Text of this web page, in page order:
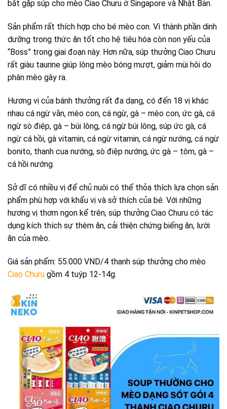
bắt gặp súp cho mèo Ciao Churu ở Singapore và Nhật Bản.
Sản phẩm rất thích hợp cho bé mèo con. Vì thành phần dinh
dưỡng trong thức ăn tốt cho hệ tiêu hóa còn non yếu của
“Boss” trong giai đoạn này. Hơn nữa, súp thưởng Ciao Churu
rất giàu taurine giúp lông mèo bóng mượt, giảm mùi hôi do
phân mèo gây ra.
Hương vị của bánh thưởng rất đa dạng, có đến 18 vị khác
nhau cá ngừ vằn, mèo con, cá ngừ, gà – mèo con, ức gà, cá
ngừ sò điệp, gà – búi lông, cá ngừ búi lông, súp ức gà, cá
ngừ cá hồi, gà vitamin, cá ngừ vitamin, cá ngừ nướng, cá ngừ
bonito, thanh cua nướng, sò điệp nướng, ức gà – tôm, gà –
cá hồi nướng.
Sở dĩ có nhiều vị để chủ nuôi có thể thỏa thích lựa chọn sản
phẩm phù hợp với khẩu vị và sở thích của bé. Với những
hương vị thơm ngon kể trên, súp thưởng Ciao Churu có tác
dụng kích thích sự thèm ăn, cải thiện chứng biếng ăn, lười
ăn của mèo.
Giá sản phẩm: 55.000 VND/4 thanh súp thưởng cho mèo
Ciao Churu gồm 4 tuýp 12-14g.